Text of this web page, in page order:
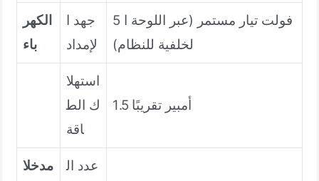
الكهر
باء
جهد ا
لإمداد
5 فولت تيار مستمر (عبر اللوحة ا
لخلفية للنظام)
استهلا
ك الط
اقة
1.5 أمبير تقريبًا
مدخلا
عدد ال